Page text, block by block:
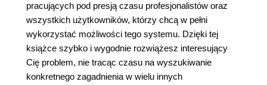
pracujących pod presją czasu profesjonalistów oraz
wszystkich użytkowników, którzy chcą w pełni
wykorzystać możliwości tego systemu. Dzięki tej
książce szybko i wygodnie rozwiążesz interesujący
Cię problem, nie tracąc czasu na wyszukiwanie
konkretnego zagadnienia w wielu innych